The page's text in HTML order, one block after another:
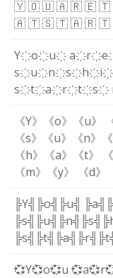
🇾🇴🇺🇦🇷🇪🇹
🇦🇹🇸🇹🇦🇷🇹
Y҉o҉u҉a҉r҉
s҉u҉n҉s҉h҉i҉
s҉t҉a҉r҉t҉s҉
《Y》 《o》 《u》
《s》
《u》 《n》
《h》
《a》 《t》
《m》
《y》 《d》
╠Y╣ ╠o╣ ╠u╣ ╠a╣
╠s╣ ╠u╣ ╠n╣ ╠s╣
╠s╣ ╠t╣ ╠a╣ ╠r╣ ╠t╣
💞Y💞o💞u 💞a💞r